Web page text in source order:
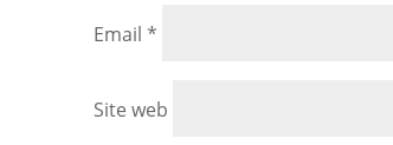
Email *
Site web